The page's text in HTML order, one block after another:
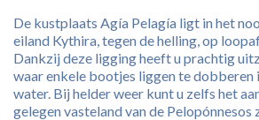
De kustplaats Agía Pelagía ligt in het
eiland Kythira, tegen de helling, op
Dankzij deze ligging heeft u prachtig
waar enkele bootjes liggen te dobberen
water. Bij helder weer kunt u zelfs het
gelegen vasteland van de Pelopónnesos